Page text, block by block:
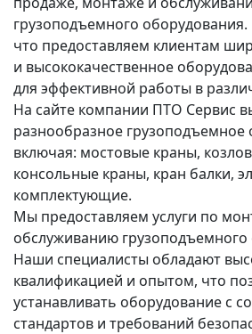
грузоподъемного
что предоставляем клиентам
и высококачественное
для эффективной работы в
На сайте компании ПТО Сервис
разнообразное грузоподъемное
включая: мостовые краны,
консольные краны, кран балки,
комплектующие.
Мы предоставляем услуги по
обслуживанию грузоподъемного
Наши специалисты обладают
квалификацией и опытом, что
устанавливать оборудование с
стандартов и требований